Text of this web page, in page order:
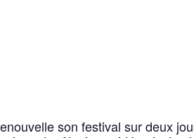
son festival sur deux